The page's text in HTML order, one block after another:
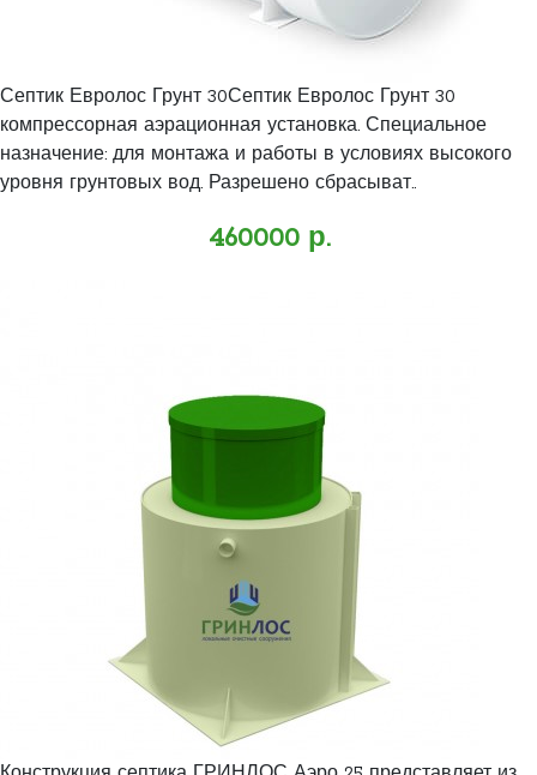
Септик Евролос Грунт 30Септик Евролос Грунт 30
компрессорная аэрационная установка. Специальное
назначение: для монтажа и работы в условиях высокого
уровня грунтовых вод. Разрешено сбрасыват..
460000 р.